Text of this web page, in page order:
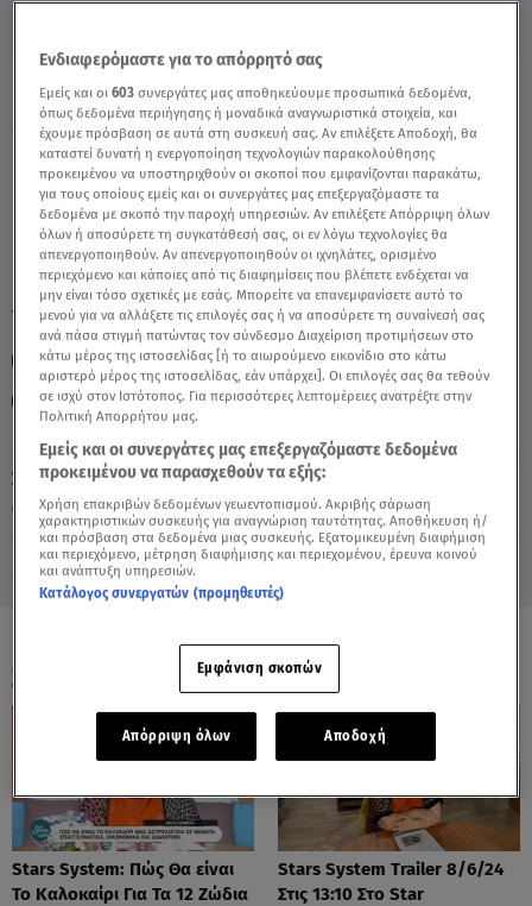
Σάββατο 8 Αυγούστου 2026
03.08.22, 14:41 ΖΩΔΙΑ
Ιχθύς Σήμερα 3/8/22: Προβλέψεις Άσης
Μπήλιου - Video
TAGS: ΙΧΘΥΣ ΖΩΔΙΑ ΣΗΜΕΡΑ ΖΩΔΙΑ ΑΣΗ ΜΠΗΛΙΟΥ
ΑΣΗ ΜΠΗΛΙΟΥ ΖΩΔΙΑ
ΑΣΤΡΟΛΟΓΙΚΕΣ ΠΡΟΒΛΕΨΕΙΣ
ΗΜΕΡΗΣΙΕΣ ΠΡΟΒΛΕΨΕΙΣ
ΟΛΑ ΤΑ ΒΙΝΤΕΟ
Stars System: Πώς Θα είναι
Το Καλοκαίρι Για Τα 12 Ζώδια
Stars System Trailer 8/6/24
Στις 13:10 Στο Star
Ενδιαφερόμαστε για το απόρρητό σας
Εμείς και οι603 συνεργάτες μας αποθηκεύουμε προσωπικά δεδομένα,
όπως δεδομένα περιήγησης ή μοναδικά αναγνωριστικά στοιχεία, και
έχουμε πρόσβαση σε αυτά στη συσκευή σας. Αν επιλέξετε Αποδοχή, θα
καταστεί δυνατή η ενεργοποίηση τεχνολογιών παρακολούθησης
προκειμένου να υποστηριχθούν οι σκοποί που εμφανίζονται παρακάτω,
για τους οποίους εμείς και οι συνεργάτες μας επεξεργαζόμαστε τα
δεδομένα με σκοπό την παροχή υπηρεσιών. Αν επιλέξετε Απόρριψη όλων
όλων ή αποσύρετε τη συγκατάθεσή σας, οι εν λόγω τεχνολογίες θα
απενεργοποιηθούν. Αν απενεργοποιηθούν οι ιχνηλάτες, ορισμένο
περιεχόμενο και κάποιες από τις διαφημίσεις που βλέπετε ενδέχεται να
μην είναι τόσο σχετικές με εσάς. Μπορείτε να επανεμφανίσετε αυτό το
μενού για να αλλάξετε τις επιλογές σας ή να αποσύρετε τη συναίνεσή σας
ανά πάσα στιγμή πατώντας τον σύνδεσμο Διαχείριση προτιμήσεων στο
κάτω μέρος της ιστοσελίδας [ή το αιωρούμενο εικονίδιο στο κάτω
αριστερό μέρος της ιστοσελίδας, εάν υπάρχει]. Οι επιλογές σας θα τεθούν
σε ισχύ στον Ιστότοπος. Για περισσότερες λεπτομέρειες ανατρέξτε στην
Πολιτική Απορρήτου μας.
Εμείς και οι συνεργάτες μας επεξεργαζόμαστε δεδομένα
προκειμένου να παρασχεθούν τα εξής:
Χρήση επακριβών δεδομένων γεωεντοπισμού. Ακριβής σάρωση
χαρακτηριστικών συσκευής για αναγνώριση ταυτότητας. Αποθήκευση ή/
και πρόσβαση στα δεδομένα μιας συσκευής. Εξατομικευμένη διαφήμιση
και περιεχόμενο, μέτρηση διαφήμισης και περιεχομένου, έρευνα κοινού
και ανάπτυξη υπηρεσιών.
Κατάλογος συνεργατών (προμηθευτές)
Εμφάνιση σκοπών
Απόρριψη όλων Αποδοχή